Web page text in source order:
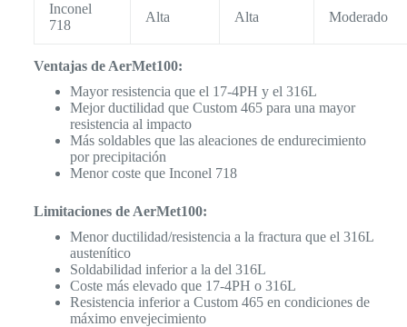
Inconel
718
Alta Alta Moderado
Ventajas de AerMet100:
Mayor resistencia que el 17-4PH y el 316L
Mejor ductilidad que Custom 465 para una mayor
resistencia al impacto
Más soldables que las aleaciones de endurecimiento
por precipitación
Menor coste que Inconel 718
Limitaciones de AerMet100:
Menor ductilidad/resistencia a la fractura que el 316L
austenítico
Soldabilidad inferior a la del 316L
Coste más elevado que 17-4PH o 316L
Resistencia inferior a Custom 465 en condiciones de
máximo envejecimiento